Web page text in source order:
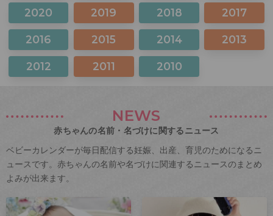
2020 2019 2018 2017
2016 2015 2014 2013
2012 2011 2010
NEWS
赤ちゃんの名前・名づけに関するニュース
ベビーカレンダーが毎日配信する妊娠、出産、育児のためになるニ
ュースです。赤ちゃんの名前や名づけに関連するニュースのまとめ
よみが出来ます。